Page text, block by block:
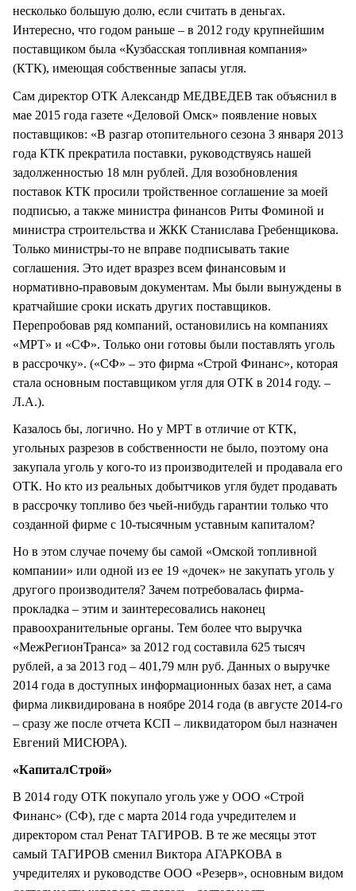
несколько большую долю, если считать в деньгах.
Интересно, что годом раньше – в 2012 году крупнейшим
поставщиком была «Кузбасская топливная компания»
(КТК), имеющая собственные запасы угля.
Сам директор ОТК Александр МЕДВЕДЕВ так объяснил в
мае 2015 года газете «Деловой Омск» появление новых
поставщиков: «В разгар отопительного сезона 3 января 2013
года КТК прекратила поставки, руководствуясь нашей
задолженностью 18 млн рублей. Для возобновления
поставок КТК просили тройственное соглашение за моей
подписью, а также министра финансов Риты Фоминой и
министра строительства и ЖКК Станислава Гребенщикова.
Только министры-то не вправе подписывать такие
соглашения. Это идет вразрез всем финансовым и
нормативно-правовым документам. Мы были вынуждены в
кратчайшие сроки искать других поставщиков.
Перепробовав ряд компаний, остановились на компаниях
«МРТ» и «СФ». Только они готовы были поставлять уголь
в рассрочку». («СФ» – это фирма «Строй Финанс», которая
стала основным поставщиком угля для ОТК в 2014 году. –
Л.А.).
Казалось бы, логично. Но у МРТ в отличие от КТК,
угольных разрезов в собственности не было, поэтому она
закупала уголь у кого-то из производителей и продавала его
ОТК. Но кто из реальных добытчиков угля будет продавать
в рассрочку топливо без чьей-нибудь гарантии только что
созданной фирме с 10-тысячным уставным капиталом?
Но в этом случае почему бы самой «Омской топливной
компании» или одной из ее 19 «дочек» не закупать уголь у
другого производителя? Зачем потребовалась фирма-
прокладка – этим и заинтересовались наконец
правоохранительные органы. Тем более что выручка
«МежРегионТранса» за 2012 год составила 625 тысяч
рублей, а за 2013 год – 401,79 млн руб. Данных о выручке
2014 года в доступных информационных базах нет, а сама
фирма ликвидирована в ноябре 2014 года (в августе 2014-го
– сразу же после отчета КСП – ликвидатором был назначен
Евгений МИСЮРА).
«КапиталСтрой»
В 2014 году ОТК покупало уголь уже у ООО «Строй
Финанс» (СФ), где с марта 2014 года учредителем и
директором стал Ренат ТАГИРОВ. В те же месяцы этот
самый ТАГИРОВ сменил Виктора АГАРКОВА в
учредителях и руководстве ООО «Резерв», основным видом